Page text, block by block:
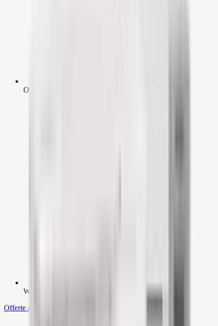
Ook bij verwarmen zeer efficiënt
WiFi-module niet standaard inbegrepen
Offerte aanvragen